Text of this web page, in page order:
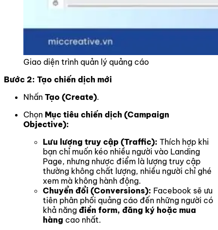
Giao diện trình quản lý quảng cáo
Bước 2: Tạo chiến dịch mới
Nhấn Tạo (Create).
Chọn Mục tiêu chiến dịch (Campaign
Objective):
Lưu lượng truy cập (Traffic): Thích hợp khi
bạn chỉ muốn kéo nhiều người vào Landing
Page, nhưng nhược điểm là lượng truy cập
thường không chất lượng, nhiều người chỉ ghé
xem mà không hành động.
Chuyển đổi (Conversions): Facebook sẽ ưu
tiên phân phối quảng cáo đến những người có
khả năng điền form, đăng ký hoặc mua
hàng cao nhất.